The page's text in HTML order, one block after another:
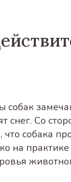
Со
собака
на